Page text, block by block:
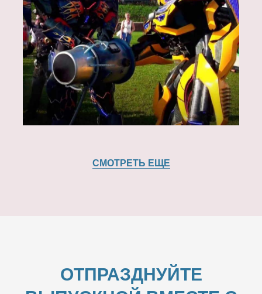
СМОТРЕТЬ ЕЩЕ
ОТПРАЗДНУЙТЕ